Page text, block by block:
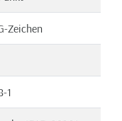
Zeichen
1